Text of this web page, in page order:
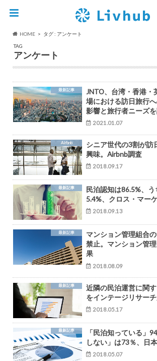
HOME
タグ : アンケート
TAG
アンケート
最新記事
JNTO、台湾・香港・
場における訪日旅行
影響と旅行者ニーズ
2021.01.07
Airbnb
シニア世代の3割が訪
興味。Airbnb調査
2018.09.17
最新記事
民泊認知は86.5%、
5.4%、クロス・マー
2018.09.13
最新記事
マンション管理組合
禁止。マンション管
果
2018.08.09
最新記事
近隣の民泊運営に関
をインテージリサー
2018.05.17
最新記事
「民泊知っている」
しない」は73％、日
2018.05.07